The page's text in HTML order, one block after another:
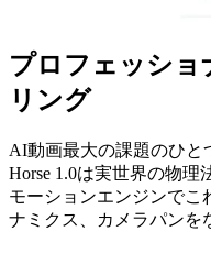
プロフェッシ
リング
AI動画最大の課題のひと
Horse 1.0は実世界の物
モーションエンジンでこ
ナミクス、カメラパンを